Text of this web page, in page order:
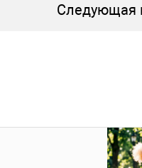
Следующая